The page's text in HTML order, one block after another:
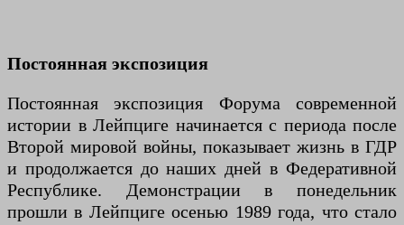
Постоянная экспозиция
Постоянная экспозиция Форума современной
истории в Лейпциге начинается с периода после
Второй мировой войны, показывает жизнь в ГДР
и продолжается до наших дней в Федеративной
Республике. Демонстрации в понедельник
прошли в Лейпциге осенью 1989 года, что стало